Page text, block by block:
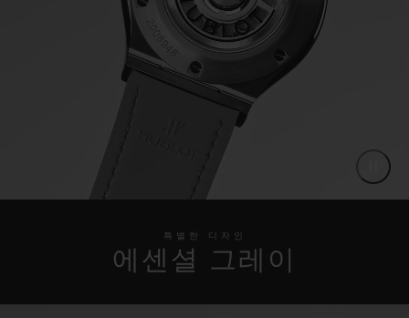
특별한 디자인
에센셜 그레이